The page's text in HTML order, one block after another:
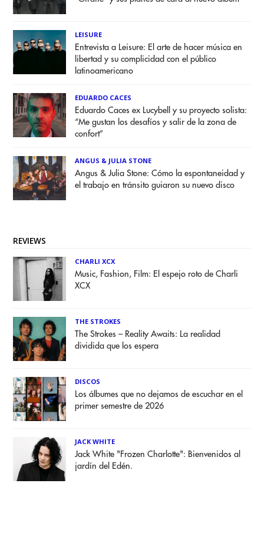
LEISURE
Entrevista a Leisure: El arte de hacer música en
libertad y su complicidad con el público
latinoamericano
EDUARDO CACES
Eduardo Caces ex Lucybell y su proyecto solista:
“Me gustan los desafíos y salir de la zona de
confort”
ANGUS & JULIA STONE
Angus & Julia Stone: Cómo la espontaneidad y
el trabajo en tránsito guiaron su nuevo disco
REVIEWS
CHARLI XCX
Music, Fashion, Film: El espejo roto de Charli
XCX
THE STROKES
The Strokes – Reality Awaits: La realidad
dividida que los espera
DISCOS
Los álbumes que no dejamos de escuchar en el
primer semestre de 2026
JACK WHITE
Jack White "Frozen Charlotte": Bienvenidos al
jardín del Edén.